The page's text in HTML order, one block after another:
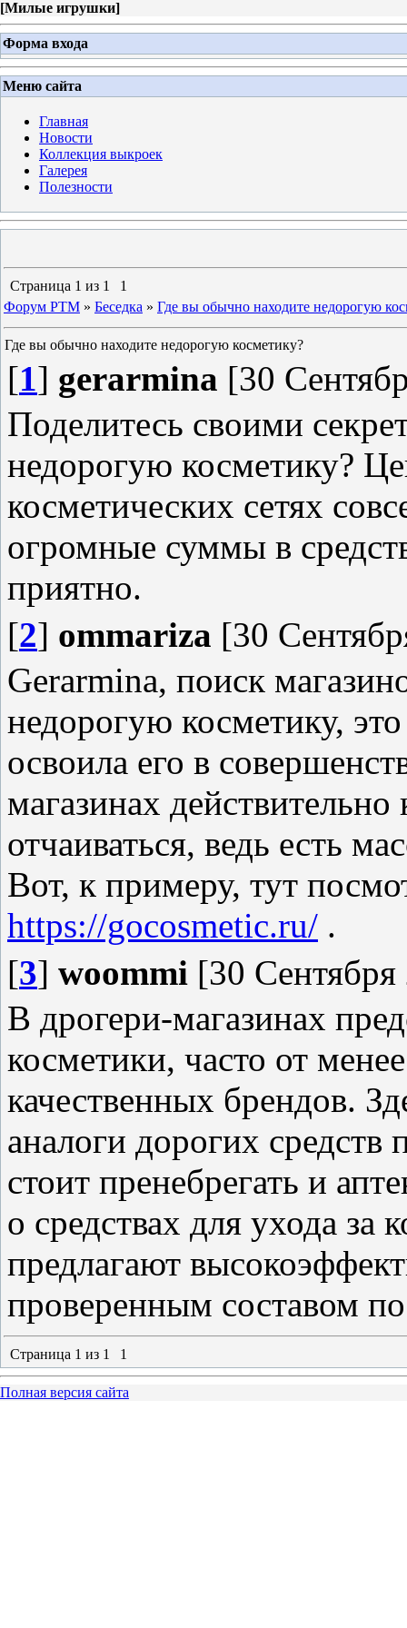
[Милые игрушки]
Форма входа
Меню сайта
Главная
Новости
Коллекция выкроек
Галерея
Полезности
Страница 1 из 1
1
Форум PTM » Беседка » Где вы обычно находите недорогую
Где вы обычно находите недорогую косметику?
[1] gerarmina [30
Поделитесь своими
недорогую косметику?
косметических сетях
огромные суммы в
приятно.
[2] ommariza [30
Gerarmina, поиск
недорогую косметику,
освоила его в
магазинах
отчаиваться, ведь есть
Вот, к примеру, тут
https://gocosmetic.ru/ .
[3] woommi [30
В дрогери-магазинах
косметики, часто от
качественных брендов.
аналоги дорогих
стоит пренебрегать и
о средствах для ухода
предлагают
проверенным составом
Страница 1 из 1 1
Полная версия сайта